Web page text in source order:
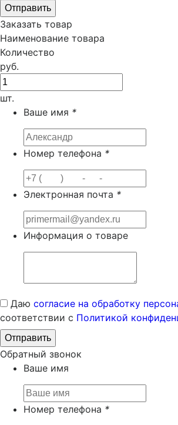
Заказать товар
Наименование товара
Количество
руб.
шт.
Ваше имя *
Номер телефона *
Электронная почта *
Информация о товаре
Даю согласие на обработку
соответствии с Политикой
Обратный звонок
Ваше имя
Номер телефона *